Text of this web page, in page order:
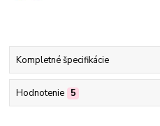
Kompletné špecifikácie
Hodnotenie 5